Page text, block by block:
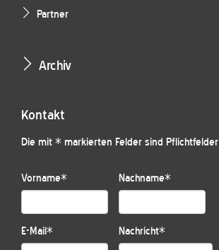
Partner
Archiv
Kontakt
Die mit * markierten Felder sind Pflichtfelder
Vorname* Nachname*
E-Mail* Nachricht*